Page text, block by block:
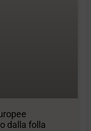
dalla folla